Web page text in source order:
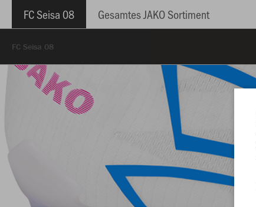
FC Seisa 08 Gesamtes JAKO Sortiment
FC Seisa 08